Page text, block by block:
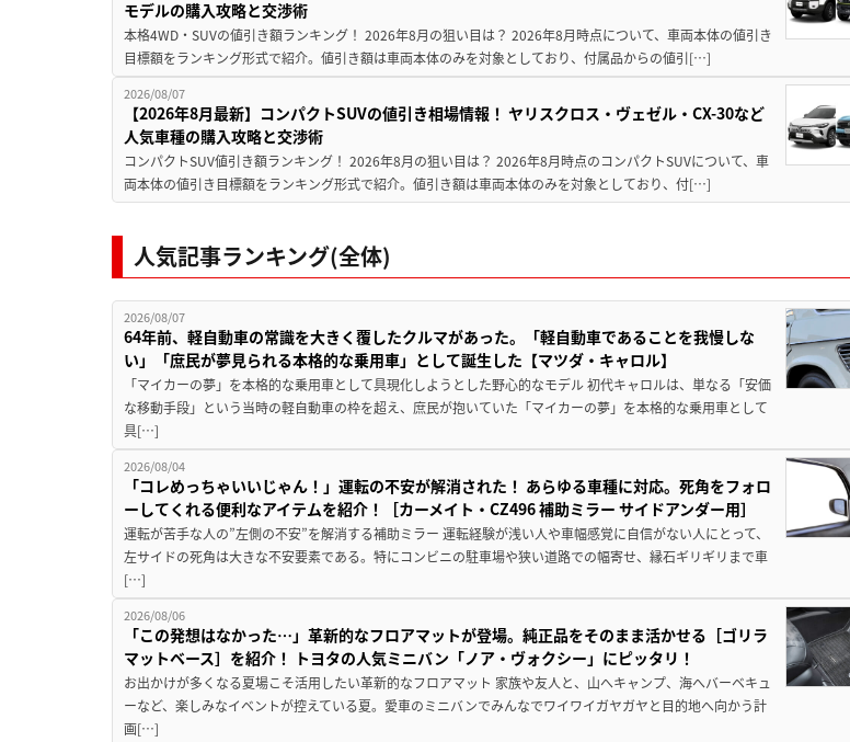
モデルの購入攻略と交渉術
本格4WD・SUVの値引き額ランキング！ 2026年8月の狙い目は？ 2026年8月時点について、車両本体の値引き
目標額をランキング形式で紹介。値引き額は車両本体のみを対象としており、付属品からの値引[…]
2026/08/07
【2026年8月最新】コンパクトSUVの値引き相場情報！ ヤリスクロス・ヴェゼル・CX-30など
人気車種の購入攻略と交渉術
コンパクトSUV値引き額ランキング！ 2026年8月の狙い目は？ 2026年8月時点のコンパクトSUVについて、車
両本体の値引き目標額をランキング形式で紹介。値引き額は車両本体のみを対象としており、付[…]
人気記事ランキング(全体)
2026/08/07
64年前、軽自動車の常識を大きく覆したクルマがあった。「軽自動車であることを我慢しな
い」「庶民が夢見られる本格的な乗用車」として誕生した【マツダ・キャロル】
「マイカーの夢」を本格的な乗用車として具現化しようとした野心的なモデル 初代キャロルは、単なる「安価
な移動手段」という当時の軽自動車の枠を超え、庶民が抱いていた「マイカーの夢」を本格的な乗用車として
具[…]
2026/08/04
「コレめっちゃいいじゃん！」運転の不安が解消された！ あらゆる車種に対応。死角をフォロ
ーしてくれる便利なアイテムを紹介！［カーメイト・CZ496 補助ミラー サイドアンダー用］
運転が苦手な人の”左側の不安”を解消する補助ミラー 運転経験が浅い人や車幅感覚に自信がない人にとって、
左サイドの死角は大きな不安要素である。特にコンビニの駐車場や狭い道路での幅寄せ、縁石ギリギリまで車
[…]
2026/08/06
「この発想はなかった…」革新的なフロアマットが登場。純正品をそのまま活かせる［ゴリラ
マットベース］を紹介！ トヨタの人気ミニバン「ノア・ヴォクシー」にピッタリ！
お出かけが多くなる夏場こそ活用したい革新的なフロアマット 家族や友人と、山へキャンプ、海へバーベキュ
ーなど、楽しみなイベントが控えている夏。愛車のミニバンでみんなでワイワイガヤガヤと目的地へ向かう計
画[…]